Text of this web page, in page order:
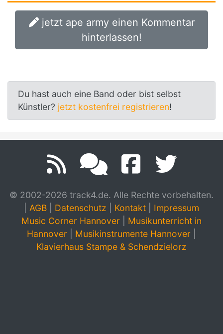
jetzt ape army einen Kommentar
hinterlassen!
Du hast auch eine Band oder bist selbst
Künstler? jetzt kostenfrei registrieren!
© 2002-2026 track4.de. Alle Rechte vorbehalten.
AGB Datenschutz Kontakt
Impressum
Music Corner Hannover
Musikunterricht in
Hannover
Musikinstrumente Hannover
Klavierhaus Stampe & Schendzielorz